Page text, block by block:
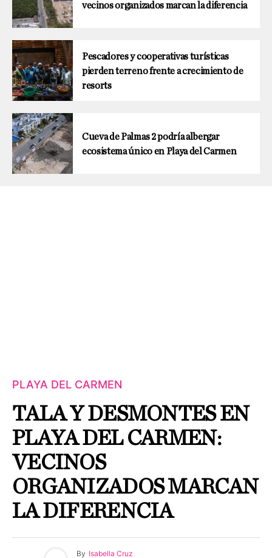
vecinos organizados marcan la diferencia
Pescadores y cooperativas turísticas
pierden terreno frente a crecimiento de
resorts
Cueva de Palmas 2 podría albergar
ecosistema único en Playa del Carmen
PLAYA DEL CARMEN
TALA Y DESMONTES EN
PLAYA DEL CARMEN:
VECINOS
ORGANIZADOS MARCAN
LA DIFERENCIA
By Isabella Cruz